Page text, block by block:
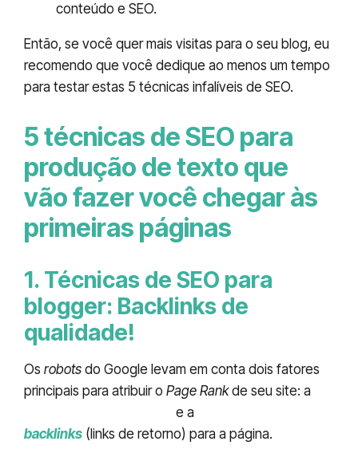
conteúdo e SEO.
Então, se você quer mais visitas para o seu blog, eu
recomendo que você dedique ao menos um tempo
para testar estas 5 técnicas infalíveis de SEO.
5 técnicas de SEO para
produção de texto que
vão fazer você chegar às
primeiras páginas
1. Técnicas de SEO para
blogger: Backlinks de
qualidade!
Os robots do Google levam em conta dois fatores
principais para atribuir o Page Rankde seu site: a
e a
backlinks (links de retorno) para a página.